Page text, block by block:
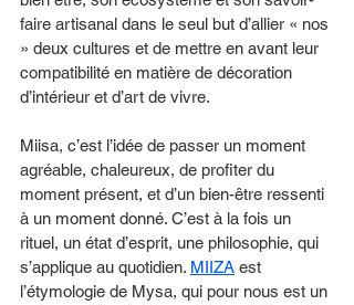
faire artisanal dans le seul but d’allier « nos
» deux cultures et de mettre en avant leur
compatibilité en matière de décoration
d’intérieur et d’art de vivre.
Miisa, c’est l’idée de passer un moment
agréable, chaleureux, de profiter du
moment présent, et d’un bien-être ressenti
à un moment donné. C’est à la fois un
rituel, un état d’esprit, une philosophie, qui
s’applique au quotidien. MIIZA est
l’étymologie de Mysa, qui pour nous est un